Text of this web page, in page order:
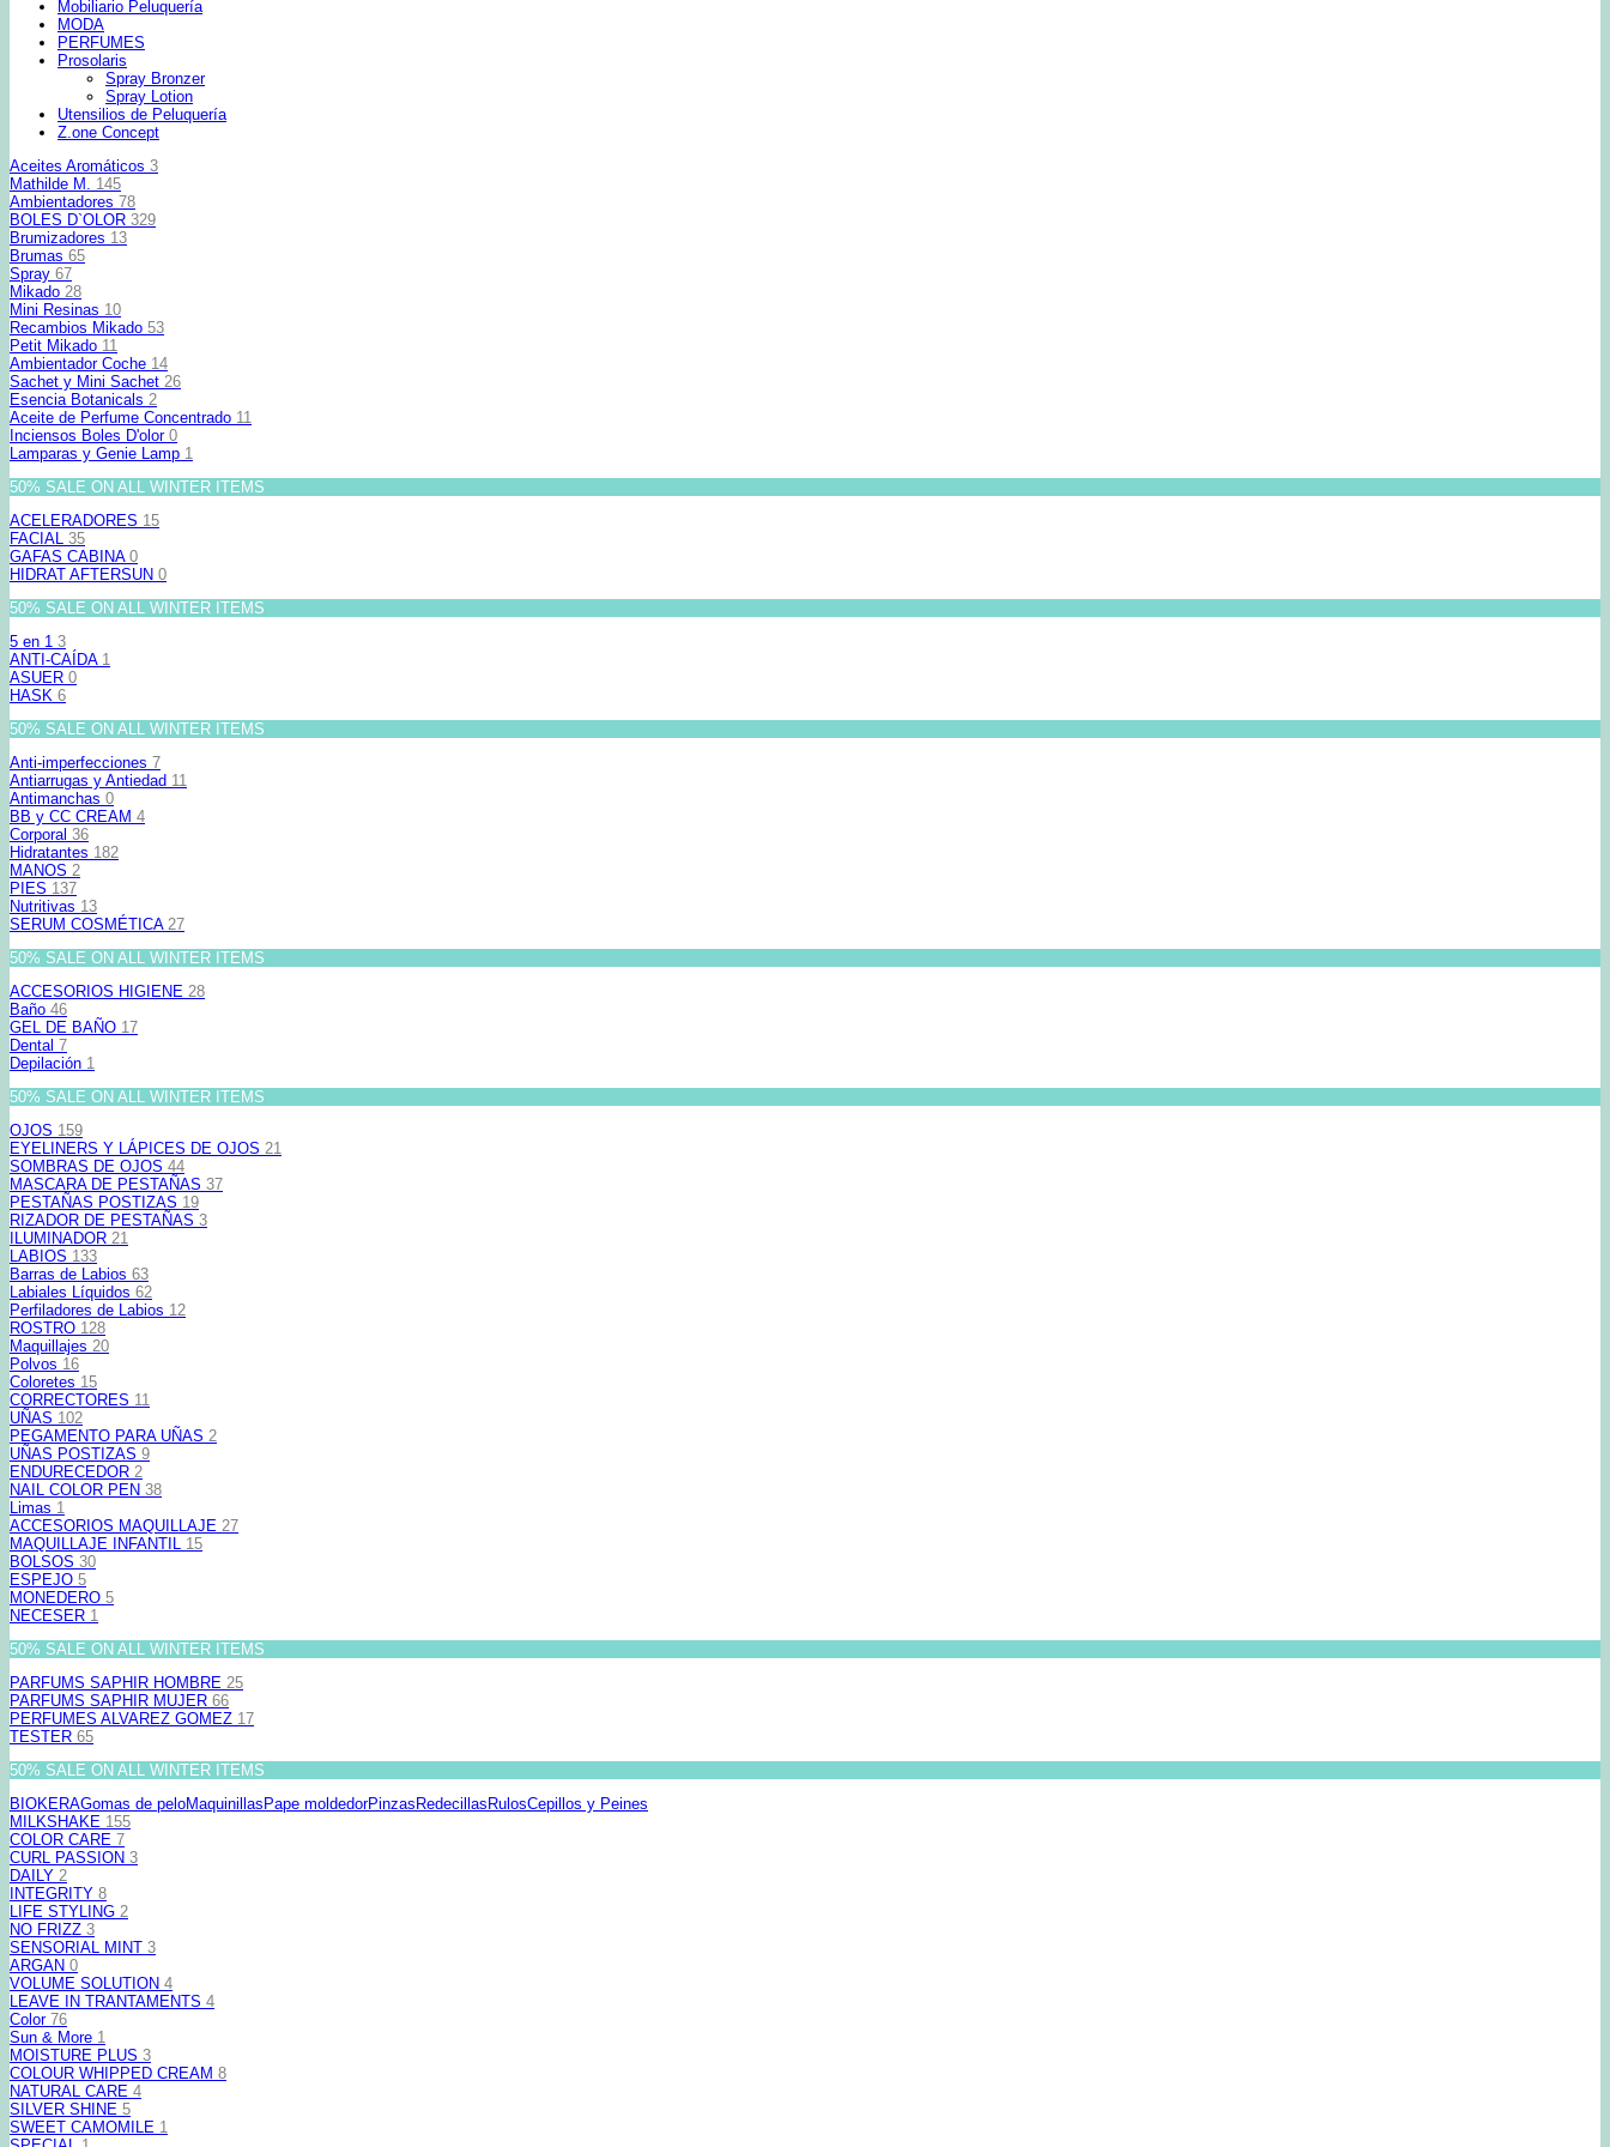
Mobiliario Peluquería
MODA
PERFUMES
Prosolaris
Spray Bronzer
Spray Lotion
Utensilios de Peluquería
Z.one Concept
Aceites Aromáticos 3
Mathilde M. 145
Ambientadores 78
BOLES D`OLOR 329
Brumizadores 13
Brumas 65
Spray 67
Mikado 28
Mini Resinas 10
Recambios Mikado 53
Petit Mikado 11
Ambientador Coche 14
Sachet y Mini Sachet 26
Esencia Botanicals 2
Aceite de Perfume Concentrado 11
Inciensos Boles D'olor 0
Lamparas y Genie Lamp 1
50% SALE ON ALL WINTER ITEMS
ACELERADORES 15
FACIAL 35
GAFAS CABINA 0
HIDRAT AFTERSUN 0
50% SALE ON ALL WINTER ITEMS
5 en 1 3
ANTI-CAÍDA 1
ASUER 0
HASK 6
50% SALE ON ALL WINTER ITEMS
Anti-imperfecciones 7
Antiarrugas y Antiedad 11
Antimanchas 0
BB y CC CREAM 4
Corporal 36
Hidratantes 182
MANOS 2
PIES 137
Nutritivas 13
SERUM COSMÉTICA 27
50% SALE ON ALL WINTER ITEMS
ACCESORIOS HIGIENE 28
Baño 46
GEL DE BAÑO 17
Dental 7
Depilación 1
50% SALE ON ALL WINTER ITEMS
OJOS 159
EYELINERS Y LÁPICES DE OJOS 21
SOMBRAS DE OJOS 44
MASCARA DE PESTAÑAS 37
PESTAÑAS POSTIZAS 19
RIZADOR DE PESTAÑAS 3
ILUMINADOR 21
LABIOS 133
Barras de Labios 63
Labiales Líquidos 62
Perfiladores de Labios 12
ROSTRO 128
Maquillajes 20
Polvos 16
Coloretes 15
CORRECTORES 11
UÑAS 102
PEGAMENTO PARA UÑAS 2
UÑAS POSTIZAS 9
ENDURECEDOR 2
NAIL COLOR PEN 38
Limas 1
ACCESORIOS MAQUILLAJE 27
MAQUILLAJE INFANTIL 15
BOLSOS 30
ESPEJO 5
MONEDERO 5
NECESER 1
50% SALE ON ALL WINTER ITEMS
PARFUMS SAPHIR HOMBRE 25
PARFUMS SAPHIR MUJER 66
PERFUMES ALVAREZ GOMEZ 17
TESTER 65
50% SALE ON ALL WINTER ITEMS
BIOKERAGomas de peloMaquinillas Pape moldedorPinzas Redecillas RulosCepillos y Peines
MILKSHAKE 155
COLOR CARE 7
CURL PASSION 3
DAILY 2
INTEGRITY 8
LIFE STYLING 2
NO FRIZZ 3
SENSORIAL MINT 3
ARGAN 0
VOLUME SOLUTION 4
LEAVE IN TRANTAMENTS 4
Color 76
Sun & More 1
MOISTURE PLUS 3
COLOUR WHIPPED CREAM 8
NATURAL CARE 4
SILVER SHINE 5
SWEET CAMOMILE 1